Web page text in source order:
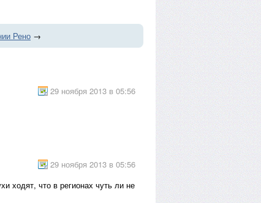
Рено →
29 ноября 2013 в 05:56
29 ноября 2013 в 05:56
ходят, что в регионах чуть ли не